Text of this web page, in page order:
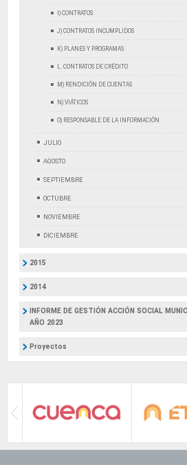
I) CONTRATOS
J) CONTRATOS INCUMPLIDOS
K) PLANES Y PROGRAMAS
L. CONTRATOS DE CRÉDITO
M) RENDICIÓN DE CUENTAS
N) VIÁTICOS
O) RESPONSABLE DE LA INFORMACIÓN
JULIO
AGOSTO
SEPTIEMBRE
OCTUBRE
NOVIEMBRE
DICIEMBRE
2015
2014
INFORME DE GESTIÓN ACCIÓN SOCIAL
AÑO 2023
Proyectos